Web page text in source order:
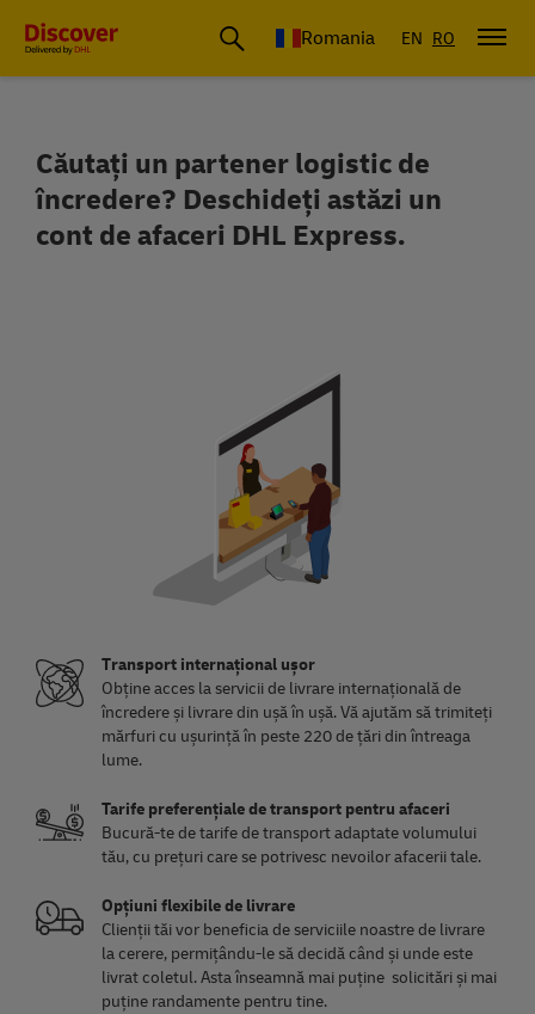
Romania EN RO
Deschide-ți contul DHL Express și
Căutați un partener logistic de
încredere? Deschideți astăzi un
cont de afaceri DHL Express.
Transport internațional ușor
Obține acces la servicii de livrare internațională de
încredere și livrare din ușă în ușă. Vă ajutăm să trimiteți
mărfuri cu ușurință în peste 220 de țări din întreaga
lume.
Tarife preferențiale de transport pentru afaceri
Bucură-te de tarife de transport adaptate volumului
tău, cu prețuri care se potrivesc nevoilor afacerii tale.
Opțiuni flexibile de livrare
Clienții tăi vor beneficia de serviciile noastre de livrare
la cerere, permițându-le să decidă când și unde este
livrat coletul. Asta înseamnă mai puține solicitări și mai
puține randamente pentru tine.